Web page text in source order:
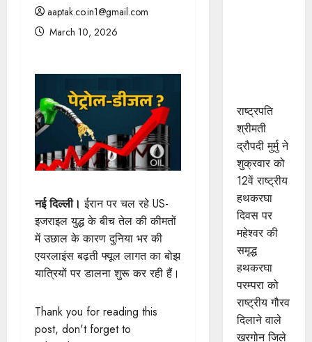
aaptak.co.in1@gmail.com
March 10, 2026
नई दिल्ली। ईरान पर चल रहे US-
इजराइल युद्ध के बीच तेल की कीमतों
में उछाल के कारण दुनिया भर की
एयरलाइंस बढ़ती फ्यूल लागत का बोझ
यात्रियों पर डालना शुरू कर रही हैं।
Thank you for reading this
post, don't forget to
राष्ट्रपति
श्रीमती
द्रौपदी मुर्मु ने
शुक्रवार को
12वें राष्ट्रीय
हथकरघा
दिवस पर
महेश्वर की
समृद्ध
हथकरघा
परम्परा को
राष्ट्रीय गौरव
दिलाने वाले
खरगोन जिले